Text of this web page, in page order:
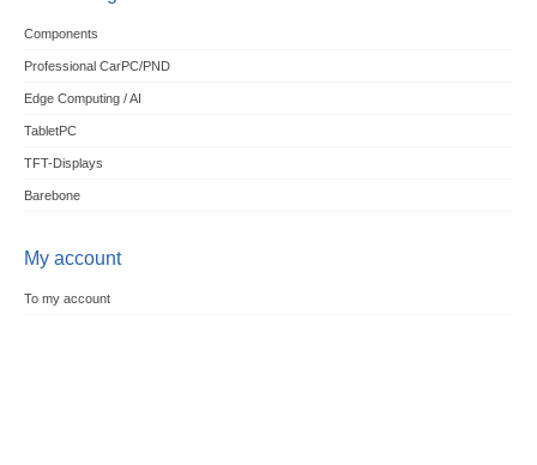
Components
Professional CarPC/PND
Edge Computing / AI
TabletPC
TFT-Displays
Barebone
My account
To my account